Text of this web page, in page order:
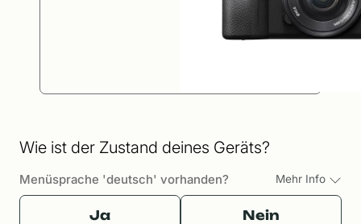
Wie ist der Zustand deines Geräts?
Menüsprache 'deutsch' vorhanden? Mehr Info
Ja Nein